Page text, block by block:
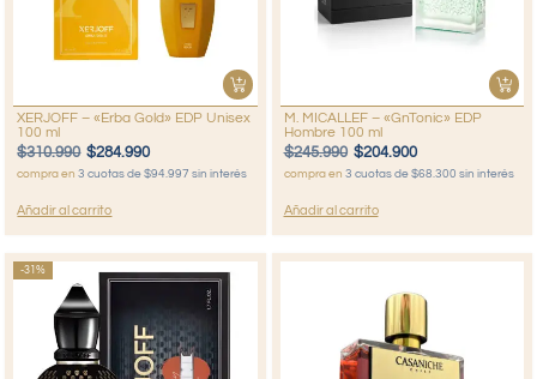
XERJOFF – «Erba Gold» EDP Unisex
100 ml
$310.990 $284.990
compra en3 cuotas de $94.997 sin interés
Añadir al carrito
M. MICALLEF – «GnTonic» EDP
Hombre 100 ml
$245.990 $204.900
compra en 3 cuotas de $68.300 sin interés
Añadir al carrito
-31%